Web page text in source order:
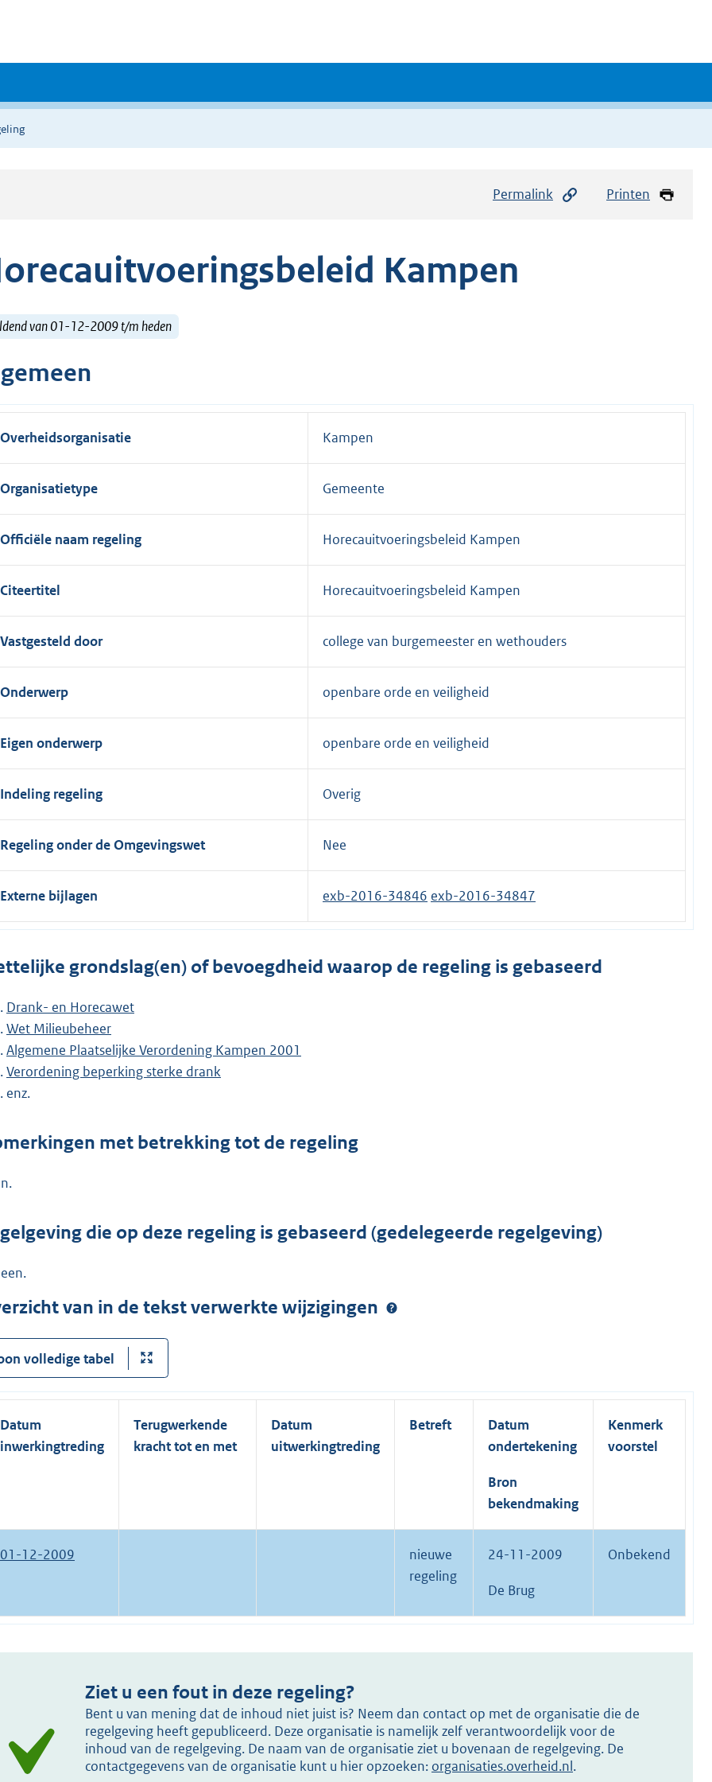
Permalink Printen
Kampen
van 01-12-2009 t/m heden
Overheidsorganisatie Kampen
Organisatietype Gemeente
Officiële naam regeling Horecauitvoeringsbeleid Kampen
Citeertitel Horecauitvoeringsbeleid Kampen
Vastgesteld door college van burgemeester en wethouders
Onderwerp openbare orde en veiligheid
Eigen onderwerp openbare orde en veiligheid
Indeling regeling Overig
Regeling onder de Omgevingswet Nee
Externe bijlagen exb-2016-34846 exb-2016-34847
grondslag(en) of bevoegdheid waarop de regeling is gebaseerd
Drank- en Horecawet
Wet Milieubeheer
Algemene Plaatselijke Verordening Kampen 2001
Verordening beperking sterke drank
enz.
met betrekking tot de regeling
die op deze regeling is gebaseerd (gedelegeerde regelgeving)
van in de tekst verwerkte wijzigingen
volledige tabel
Datum
inwerkingtreding
Terugwerkende
kracht tot en met
Datum
uitwerkingtreding
Betreft
Datum
ondertekening
Bron
bekendmaking
Kenmerk
voorstel
01-12-2009
nieuwe
regeling
24-11-2009
De Brug
Onbekend
Ziet u een fout in deze regeling?
Bent u van mening dat de inhoud niet juist is? Neem dan contact op met de organisatie die de
regelgeving heeft gepubliceerd. Deze organisatie is namelijk zelf verantwoordelijk voor de
inhoud van de regelgeving. De naam van de organisatie ziet u bovenaan de regelgeving. De
contactgegevens van de organisatie kunt u hier opzoeken: organisaties.overheid.nl.